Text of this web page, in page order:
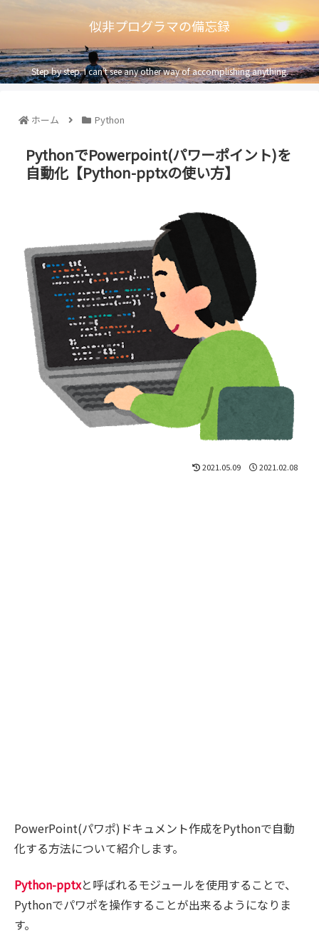
似非プログラマの備忘録
Step by step. I can’t see any other way of accomplishing anything.
ホーム Python
PythonでPowerpoint(パワーポイント)を
自動化【Python-pptxの使い方】
2021.05.09 2021.02.08
PowerPoint(パワポ)ドキュメント作成をPythonで自動
化する方法について紹介します。
Python-pptxと呼ばれるモジュールを使用することで、
Pythonでパワポを操作することが出来るようになりま
す。